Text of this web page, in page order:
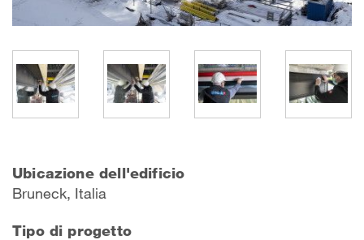
Ubicazione dell'edificio
Bruneck, Italia
Tipo di progetto